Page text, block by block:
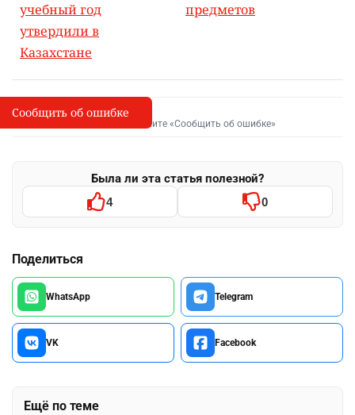
учебный год
утвердили в
Казахстане
предметов
I
Сообщить об опечатке
Выделите фрагмент и нажмите «Сообщить об ошибке»
Была ли эта статья полезной?
4 0
Поделиться
WhatsApp Telegram
VK Facebook
Ещё по теме
Сообщить об ошибке